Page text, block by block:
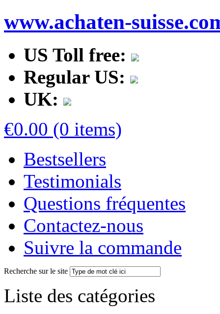
www.achaten-
US Toll free:
Regular US:
UK:
€0.00 (0 items)
Bestsellers
Testimonials
Questions fréquentes
Contactez-nous
Suivre la commande
Recherche sur le site
Liste des catégories